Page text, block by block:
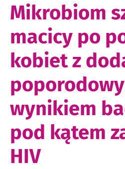
Mikrobiom
macicy po
kobiet z
wynikiem
pod kątem
HIV